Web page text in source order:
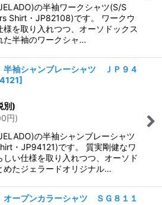
の半袖ワークシャツ(S/S
Shirt・JP82108)です。 ワークウ
様を取り入れつつ、オーソドックス
た半袖のワークシャ…
袖シャンブレーシャツ ＪＰ９４
]
別)
円)
の半袖シャンブレーシャツ
・JP94121)です。 質実剛健なワ
しい仕様を取り入れつつ、オーソド
めたジェラードオリジナル…
ープンカラーシャツ ＳＧ８１１